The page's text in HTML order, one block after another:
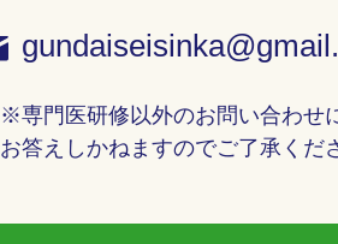
※専門医研修以外のお問い合わせ
お答えしかねますのでご了承くだ